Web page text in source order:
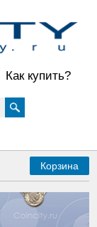
Как купить?
Корзина